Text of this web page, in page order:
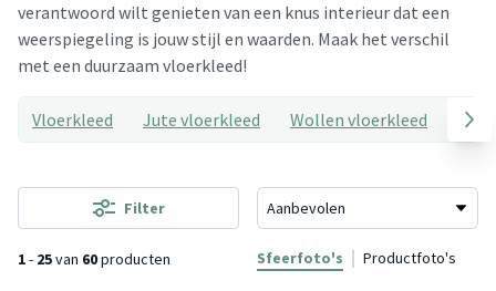
verantwoord wilt genieten van een knus interieur dat een
weerspiegeling is jouw stijl en waarden. Maak het verschil
met een duurzaam vloerkleed!
Vloerkleed Jute vloerkleed Wollen vloerkleed
1- 25van 60producten
Filter
Sfeerfoto's Productfoto's